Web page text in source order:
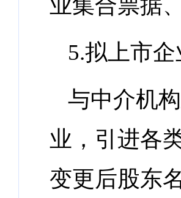
业集合票据
5.拟上市
与中介机
业，引进各
变更后股东